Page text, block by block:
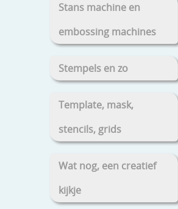
Stans machine en
embossing machines
Stempels en zo
Template, mask,
stencils, grids
Wat nog, een creatief
kijkje